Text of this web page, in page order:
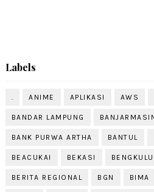
Labels
ANIME APLIKASI AWS
BANDAR LAMPUNG
BANK PURWA ARTHA BANTUL
BEACUKAI BEKASI BENGKULU
BERITA REGIONAL BGN BIMA